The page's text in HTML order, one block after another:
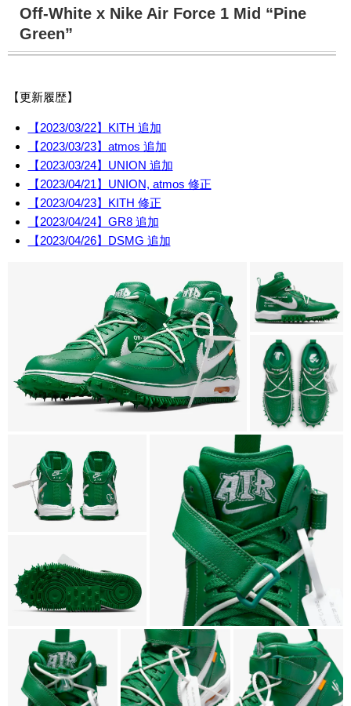
Off-White x Nike Air Force 1 Mid “Pine
Green”
【更新履歴】
【2023/03/22】KITH 追加
【2023/03/23】atmos 追加
【2023/03/24】UNION 追加
【2023/04/21】UNION, atmos 修正
【2023/04/23】KITH 修正
【2023/04/24】GR8 追加
【2023/04/26】DSMG 追加